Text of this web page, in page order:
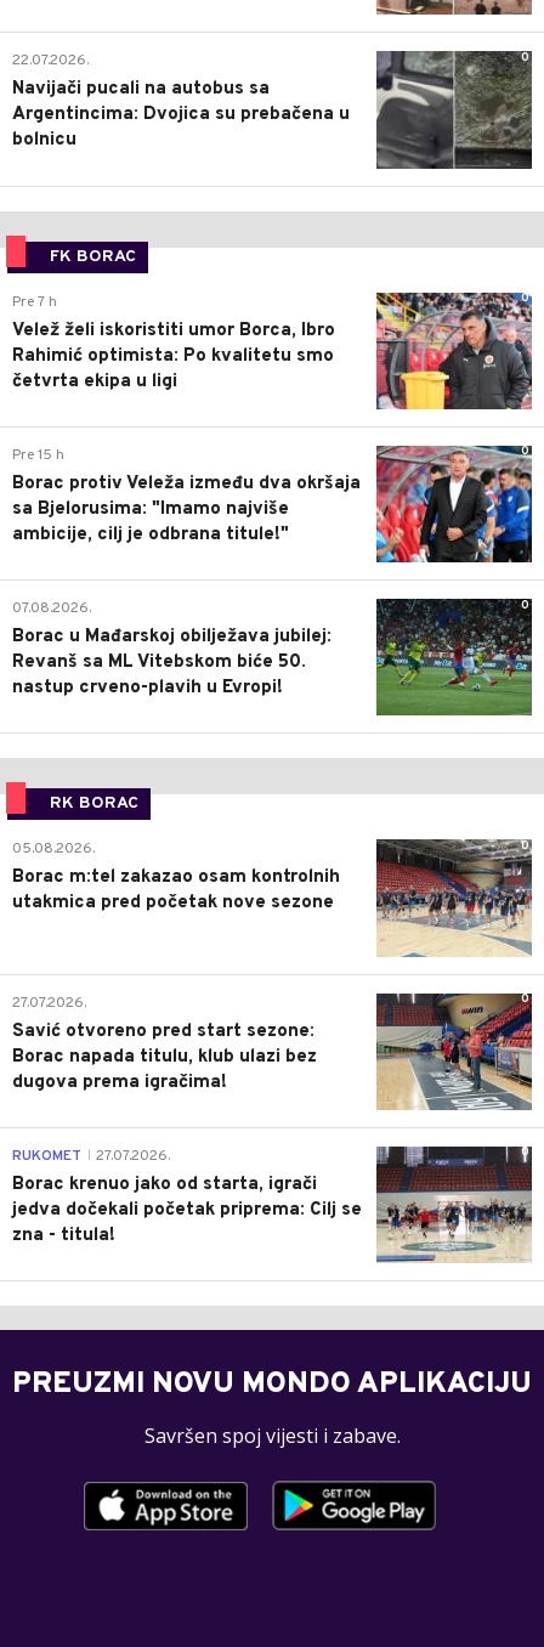
0
22.07.2026.
Navijači pucali na autobus sa
Argentincima: Dvojica su prebačena u
bolnicu
FK BORAC
0
Pre 7 h
Velež želi iskoristiti umor Borca, Ibro
Rahimić optimista: Po kvalitetu smo
četvrta ekipa u ligi
0
Pre 15 h
Borac protiv Veleža između dva okršaja
sa Bjelorusima: "Imamo najviše
ambicije, cilj je odbrana titule!"
0
07.08.2026.
Borac u Mađarskoj obilježava jubilej:
Revanš sa ML Vitebskom biće 50.
nastup crveno-plavih u Evropi!
RK BORAC
0
05.08.2026.
Borac m:tel zakazao osam kontrolnih
utakmica pred početak nove sezone
0
27.07.2026.
Savić otvoreno pred start sezone:
Borac napada titulu, klub ulazi bez
dugova prema igračima!
0
RUKOMET 27.07.2026.
Borac krenuo jako od starta, igrači
jedva dočekali početak priprema: Cilj se
zna - titula!
PREUZMI NOVU MONDO APLIKACIJU
Savršen spoj vijesti i zabave.